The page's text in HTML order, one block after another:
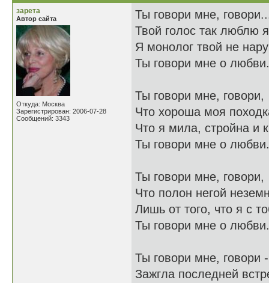
зарета
Автор сайта
Откуда: Москва
Зарегистрирован: 2006-07-28
Сообщений: 3343
Ты говори мне,
Твой голос так люблю
Я монолог твой не
Ты говори мне о любви.
Ты говори мне, говори,
Что хороша моя
Что я мила, стройна и
Ты говори мне о
Ты говори мне, говори,
Что полон негой
Лишь от того, что я с
Ты говори мне о
Ты говори мне, говори -
Зажгла последней